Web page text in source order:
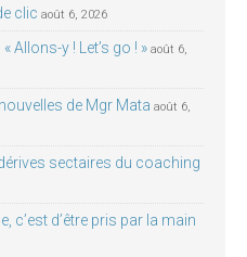
clic août 6, 2026
Allons-y ! Let’s go ! » août 6,
de Mgr Mata août 6,
sectaires du coaching
c’est d’être pris par la main